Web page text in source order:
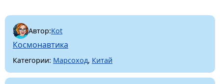
Автор:Kot
Космонавтика
Категории: Марсоход, Китай